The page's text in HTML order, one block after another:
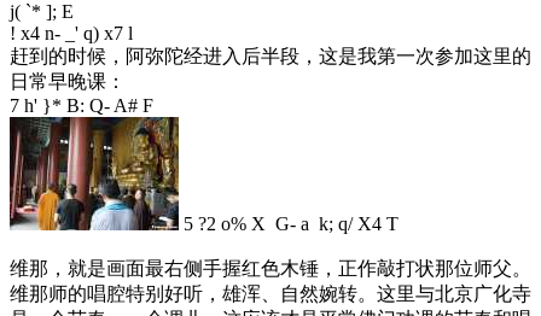
j( `* ]; E
! x4 n- _' q) x7 l
赶到的时候，阿弥陀经进入后半段，这是我第一次参加这里的
日常早晚课：
7 h' }* B: Q- A# F
5 ?2 o% X G- a k; q/ X4 T
维那，就是画面最右侧手握红色木锤，正作敲打状那位师父。
维那师的唱腔特别好听，雄浑、自然婉转。这里与北京广化寺